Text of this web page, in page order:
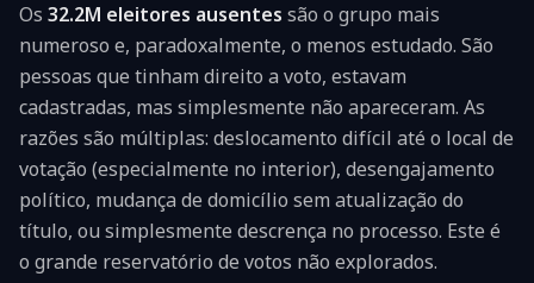
Os 32.2M eleitores ausentes são o grupo mais
numeroso e, paradoxalmente, o menos estudado. São
pessoas que tinham direito a voto, estavam
cadastradas, mas simplesmente não apareceram. As
razões são múltiplas: deslocamento difícil até o local de
votação (especialmente no interior), desengajamento
político, mudança de domicílio sem atualização do
título, ou simplesmente descrença no processo. Este é
o grande reservatório de votos não explorados.